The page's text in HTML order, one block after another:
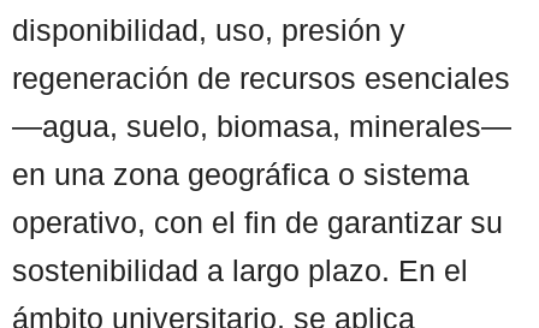
disponibilidad, uso, presión y
regeneración de recursos esenciales
—agua, suelo, biomasa, minerales—
en una zona geográfica o sistema
operativo, con el fin de garantizar su
sostenibilidad a largo plazo. En el
ámbito universitario, se aplica